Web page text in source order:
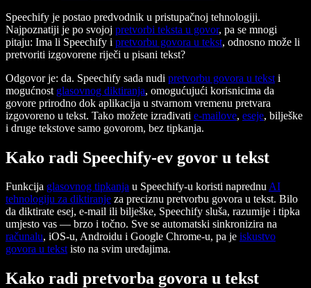
Speechify je postao predvodnik u pristupačnoj tehnologiji.
Najpoznatiji je po svojoj pretvorbi teksta u govor, pa se mnogi
pitaju: Ima li Speechify i pretvorbu govora u tekst, odnosno može li
pretvoriti izgovorene riječi u pisani tekst?
Odgovor je: da. Speechify sada nudi pretvorbu govora u tekst i
mogućnost glasovnog diktiranja, omogućujući korisnicima da
govore prirodno dok aplikacija u stvarnom vremenu pretvara
izgovoreno u tekst. Tako možete izrađivati e-mailove, eseje, bilješke
i druge tekstove samo govorom, bez tipkanja.
Kako radi Speechify-ev govor u tekst
Funkcija glasovnog tipkanja u Speechify-u koristi naprednuAI
tehnologiju za diktiranje za preciznu pretvorbu govora u tekst. Bilo
da diktirate esej, e-mail ili bilješke, Speechify sluša, razumije i tipka
umjesto vas — brzo i točno. Sve se automatski sinkronizira na
računalu, iOS-u, Androidu i Google Chrome-u, pa je iskustvo
govora u tekstisto na svim uređajima.
Kako radi pretvorba govora u tekst